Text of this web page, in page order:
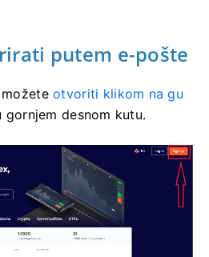
putem e-pošte
možeteotvoriti klikom na gu
gornjem desnom kutu.